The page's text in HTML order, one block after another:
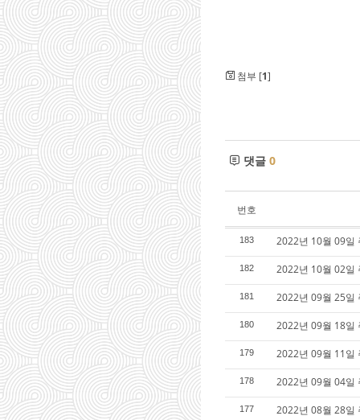
첨부 [1]
댓글 0
번호
183 2022년 10월 09일
182 2022년 10월 02일
181 2022년 09월 25일
180 2022년 09월 18일
179 2022년 09월 11일
178 2022년 09월 04일
177 2022년 08월 28일